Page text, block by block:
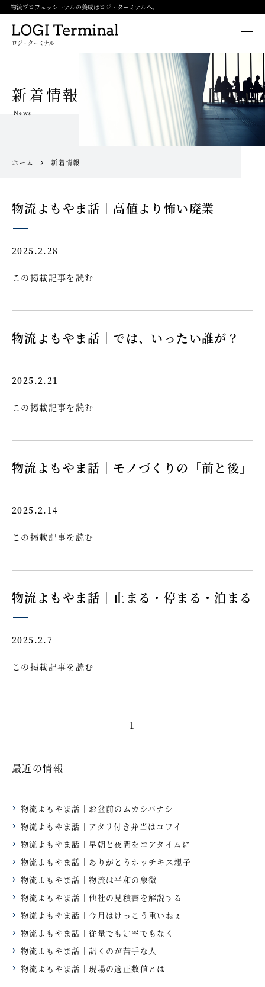
物流プロフェッショナルの養成はロジ・ターミナルへ。
ロジ・ターミナル
新着情報
News
ホーム 新着情報
物流よもやま話｜高値より怖い廃業
2025.2.28
この掲載記事を読む
物流よもやま話｜では、いったい誰が？
2025.2.21
この掲載記事を読む
物流よもやま話｜モノづくりの「前と後」
2025.2.14
この掲載記事を読む
物流よもやま話｜止まる・停まる・泊まる
2025.2.7
この掲載記事を読む
1
最近の情報
物流よもやま話｜お盆前のムカシバナシ
物流よもやま話｜アタリ付き弁当はコワイ
物流よもやま話｜早朝と夜間をコアタイムに
物流よもやま話｜ありがとうホッチキス親子
物流よもやま話｜物流は平和の象徴
物流よもやま話｜他社の見積書を解説する
物流よもやま話｜今月はけっこう重いねぇ
物流よもやま話｜従量でも定率でもなく
物流よもやま話｜訊くのが苦手な人
物流よもやま話｜現場の適正数値とは